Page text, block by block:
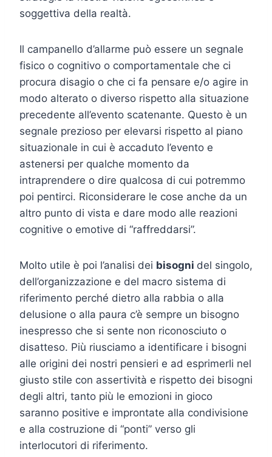
soggettiva della realtà.
Il campanello d’allarme può essere un segnale
fisico o cognitivo o comportamentale che ci
procura disagio o che ci fa pensare e/o agire in
modo alterato o diverso rispetto alla situazione
precedente all’evento scatenante. Questo è un
segnale prezioso per elevarsi rispetto al piano
situazionale in cui è accaduto l’evento e
astenersi per qualche momento da
intraprendere o dire qualcosa di cui potremmo
poi pentirci. Riconsiderare le cose anche da un
altro punto di vista e dare modo alle reazioni
cognitive o emotive di “raffreddarsi”.
Molto utile è poi l’analisi dei bisogni del singolo,
dell’organizzazione e del macro sistema di
riferimento perché dietro alla rabbia o alla
delusione o alla paura c’è sempre un bisogno
inespresso che si sente non riconosciuto o
disatteso. Più riusciamo a identificare i bisogni
alle origini dei nostri pensieri e ad esprimerli nel
giusto stile con assertività e rispetto dei bisogni
degli altri, tanto più le emozioni in gioco
saranno positive e improntate alla condivisione
e alla costruzione di “ponti” verso gli
interlocutori di riferimento.